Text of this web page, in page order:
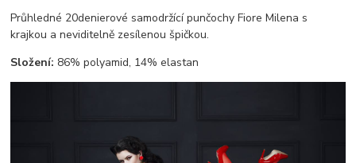
Průhledné 20denierové samodržící punčochy Fiore Milena s
krajkou a neviditelně zesílenou špičkou.
Složení: 86% polyamid, 14% elastan